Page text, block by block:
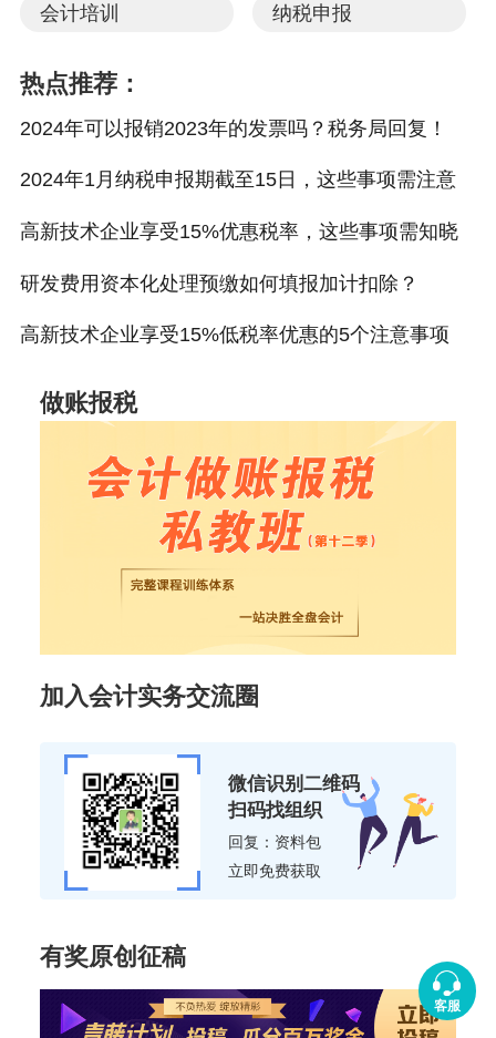
会计培训 纳税申报
热点推荐：
2024年可以报销2023年的发票吗？税务局回复！
2024年1月纳税申报期截至15日，这些事项需注意
高新技术企业享受15%优惠税率，这些事项需知晓
研发费用资本化处理预缴如何填报加计扣除？
高新技术企业享受15%低税率优惠的5个注意事项
做账报税
加入会计实务交流圈
微信识别二维码
扫码找组织
回复：资料包
立即免费获取
有奖原创征稿
客服